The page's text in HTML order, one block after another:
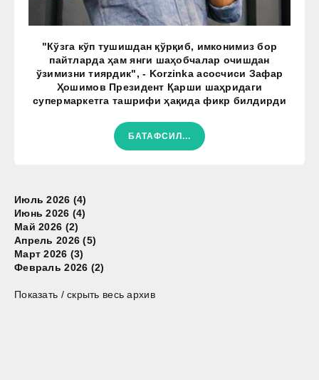
"Кўзга кўп тушишдан қўрқиб, имконимиз бор
пайтларда ҳам янги шаҳобчалар очишдан
ўзимизни тиярдик", - Korzinka асосчиси Зафар
Ҳошимов Президент Қарши шаҳридаги
супермаркетга ташрифи ҳақида фикр билдирди
БАТАФСИЛ...
Июль 2026 (4)
Июнь 2026 (4)
Май 2026 (2)
Апрель 2026 (5)
Март 2026 (3)
Февраль 2026 (2)
Показать / скрыть весь архив